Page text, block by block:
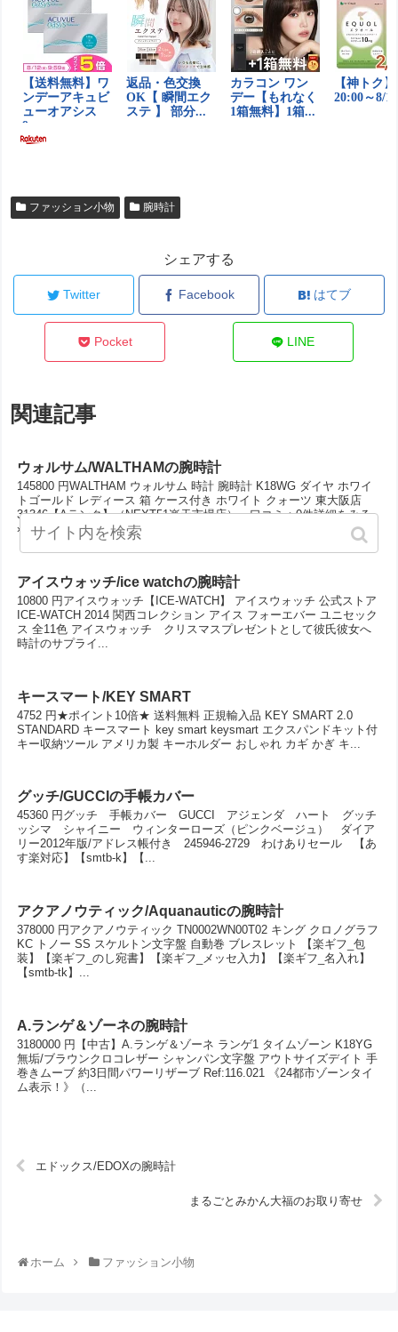
ファッション小物 腕時計
シェアする
Twitter Facebook はてブ
Pocket LINE
関連記事
ウォルサム/WALTHAMの腕時計
145800 円WALTHAM ウォルサム 時計 腕時計 K18WG ダイヤ ホワイ
トゴールド レディース 箱 ケース付き ホワイト クォーツ 東大阪店
31346【Aランク】（NEXT51楽天市場店） 口コミ：0件詳細をみる
»16200...
アイスウォッチ/ice watchの腕時計
10800 円アイスウォッチ【ICE-WATCH】 アイスウォッチ 公式ストア
ICE-WATCH 2014 関西コレクション アイス フォーエバー ユニセック
ス 全11色 アイスウォッチ クリスマスプレゼントとして彼氏彼女へ
時計のサプライ...
キースマート/KEY SMART
4752 円★ポイント10倍★ 送料無料 正規輸入品 KEY SMART 2.0
STANDARD キースマート key smart keysmart エクスパンドキット付
キー収納ツール アメリカ製 キーホルダー おしゃれ カギ かぎ キ...
グッチ/GUCCIの手帳カバー
45360 円グッチ 手帳カバー GUCCI アジェンダ ハート グッチ
ッシマ シャイニー ウィンターローズ（ピンクベージュ） ダイア
リー2012年版/アドレス帳付き 245946-2729 わけありセール 【あ
す楽対応】【smtb-k】【...
アクアノウティック/Aquanauticの腕時計
378000 円アクアノウティック TN0002WN00T02 キング クロノグラフ
KC トノー SS スケルトン文字盤 自動巻 ブレスレット 【楽ギフ_包
装】【楽ギフ_のし宛書】【楽ギフ_メッセ入力】【楽ギフ_名入れ】
【smtb-tk】...
A.ランゲ＆ゾーネの腕時計
3180000 円【中古】A.ランゲ＆ゾーネ ランゲ1 タイムゾーン K18YG
無垢/ブラウンクロコレザー シャンパン文字盤 アウトサイズデイト 手
巻きムーブ 約3日間パワーリザーブ Ref:116.021 《24都市ゾーンタイ
ム表示！》（...
エドックス/EDOXの腕時計
まるごとみかん大福のお取り寄せ
ホーム ファッション小物